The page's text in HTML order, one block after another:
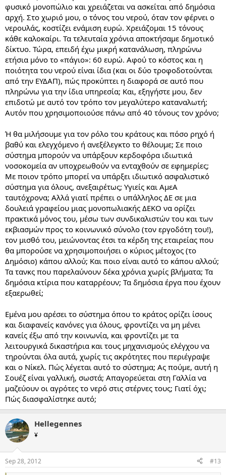
φυσικό μονοπώλιο και χρειάζεται να ασκείται από δημόσια
αρχή. Στο χωριό μου, ο τόνος του νερού, όταν τον φέρνει ο
νερουλάς, κοστίζει ενάμιση ευρώ. Χρειάζομαι 15 τόνους
κάθε καλοκαίρι. Τα τελευταία χρόνια αποκτήσαμε δημοτικό
δίκτυο. Τώρα, επειδή έχω μικρή κατανάλωση, πληρώνω
ετήσια μόνο το «πάγιο»: 60 ευρώ. Αφού το κόστος και η
ποιότητα του νερού είναι ίδια (και οι δύο τροφοδοτούνται
από την ΕΥΔΑΠ), πώς προκύπτει η διαφορά σε αυτό που
πληρώνω για την ίδια υπηρεσία; Και, εξηγήστε μου, δεν
επιδοτώ με αυτό τον τρόπο τον μεγαλύτερο καταναλωτή;
Αυτόν που χρησιμοποιούσε πάνω από 40 τόνους τον χρόνο;
Ή θα μιλήσουμε για τον ρόλο του κράτους και πόσο ρηχό ή
βαθύ και ελεγχόμενο ή ανεξέλεγκτο το θέλουμε; Σε ποιο
σύστημα μπορούν να υπάρξουν κερδοφόρα ιδιωτικά
νοσοκομεία αν υποχρεωθούν να ενταχθούν σε εφημερίες;
Με ποιον τρόπο μπορεί να υπάρξει ιδιωτικό ασφαλιστικό
σύστημα για όλους, ανεξαιρέτως; Υγιείς και ΑμεΑ
ταυτόχρονα; Αλλά γιατί πρέπει ο υπάλληλος ΔΕ σε μια
δουλειά γραφείου μιας μονοπωλιακής ΔΕΚΟ να ορίζει
πρακτικά μόνος του, μέσω των συνδικαλιστών του και των
εκβιασμών προς το κοινωνικό σύνολο (τον εργοδότη του!),
τον μισθό του, μειώνοντας έτσι τα κέρδη της εταιρείας που
θα μπορούσε να χρησιμοποιήσει ο κύριος μέτοχος (το
Δημόσιο) κάπου αλλού; Και ποιο είναι αυτό το κάπου αλλού;
Τα τανκς που παρελαύνουν δέκα χρόνια χωρίς βλήματα; Τα
δημόσια κτίρια που καταρρέουν; Τα δημόσια έργα που έχουν
εξαερωθεί;
Εμένα μου αρέσει το σύστημα όπου το κράτος ορίζει ίσους
και διαφανείς κανόνες για όλους, φροντίζει να μη μένει
κανείς έξω από την κοινωνία, και φροντίζει με τα
λειτουργικά δικαστήρια και τους μηχανισμούς ελέγχου να
τηρούνται όλα αυτά, χωρίς τις ακρότητες που περιέγραψε
και ο Νίκελ. Πώς λέγεται αυτό το σύστημα; Ας πούμε, αυτή η
Σουέζ είναι γαλλική, σωστά; Απαγορεύεται στη Γαλλία να
μαζεύουν οι αγρότες το νερό στις στέρνες τους; Γιατί όχι;
Πώς διασφαλίστηκε αυτό;
Hellegennes
¥
Sep 28, 2012 #13